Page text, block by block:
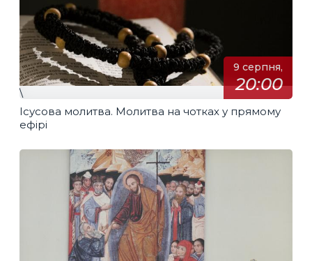
9 серпня,
20:00
\
Ісусова молитва. Молитва на чотках у прямому
ефірі